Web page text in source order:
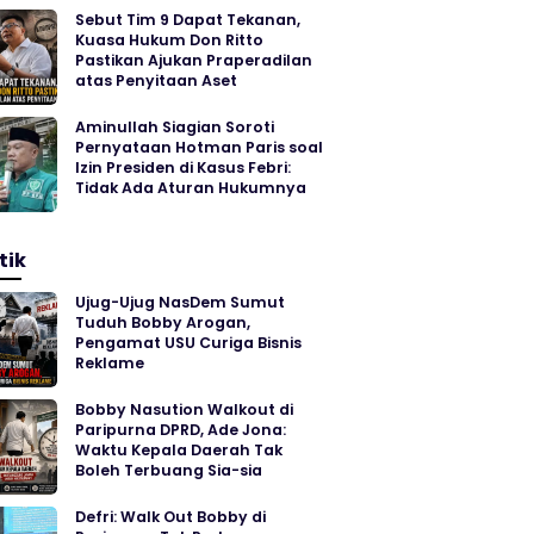
Sebut Tim 9 Dapat Tekanan,
Kuasa Hukum Don Ritto
Pastikan Ajukan Praperadilan
atas Penyitaan Aset
Aminullah Siagian Soroti
Pernyataan Hotman Paris soal
Izin Presiden di Kasus Febri:
Tidak Ada Aturan Hukumnya
Ujug-Ujug NasDem Sumut
Tuduh Bobby Arogan,
Pengamat USU Curiga Bisnis
Reklame
Bobby Nasution Walkout di
Paripurna DPRD, Ade Jona:
Waktu Kepala Daerah Tak
Boleh Terbuang Sia-sia
Defri: Walk Out Bobby di